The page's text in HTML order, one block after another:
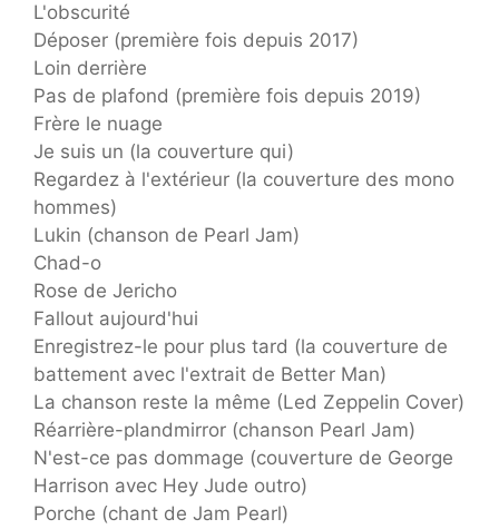
L'obscurité
Déposer (première fois depuis 2017)
Loin derrière
Pas de plafond (première fois depuis 2019)
Frère le nuage
Je suis un (la couverture qui)
Regardez à l'extérieur (la couverture des mono
hommes)
Lukin (chanson de Pearl Jam)
Chad-o
Rose de Jericho
Fallout aujourd'hui
Enregistrez-le pour plus tard (la couverture de
battement avec l'extrait de Better Man)
La chanson reste la même (Led Zeppelin Cover)
Réarrière-plandmirror (chanson Pearl Jam)
N'est-ce pas dommage (couverture de George
Harrison avec Hey Jude outro)
Porche (chant de Jam Pearl)